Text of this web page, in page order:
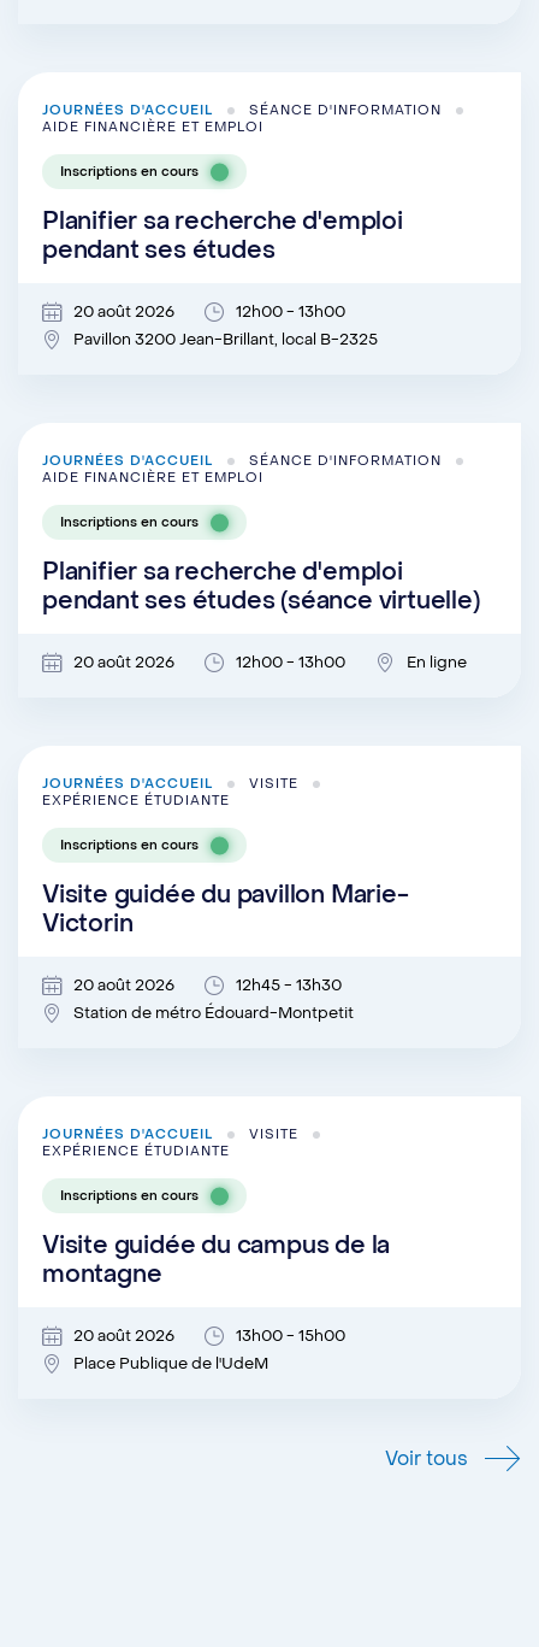
JOURNÉES D'ACCUEIL
SÉANCE D'INFORMATION
AIDE FINANCIÈRE ET EMPLOI
Inscriptions en cours
Planifier sa recherche d'emploi
pendant ses études
20 août 2026
12h00 - 13h00
Pavillon 3200 Jean-Brillant, local B-2325
JOURNÉES D'ACCUEIL
SÉANCE D'INFORMATION
AIDE FINANCIÈRE ET EMPLOI
Inscriptions en cours
Planifier sa recherche d'emploi
pendant ses études (séance virtuelle)
20 août 2026 12h00 - 13h00 En ligne
JOURNÉES D'ACCUEIL
VISITE
EXPÉRIENCE ÉTUDIANTE
Inscriptions en cours
Visite guidée du pavillon Marie-
Victorin
20 août 2026
12h45 - 13h30
Station de métro Édouard-Montpetit
JOURNÉES D'ACCUEIL
VISITE
EXPÉRIENCE ÉTUDIANTE
Inscriptions en cours
Visite guidée du campus de la
montagne
20 août 2026
13h00 - 15h00
Place Publique de l'UdeM
Voir tous